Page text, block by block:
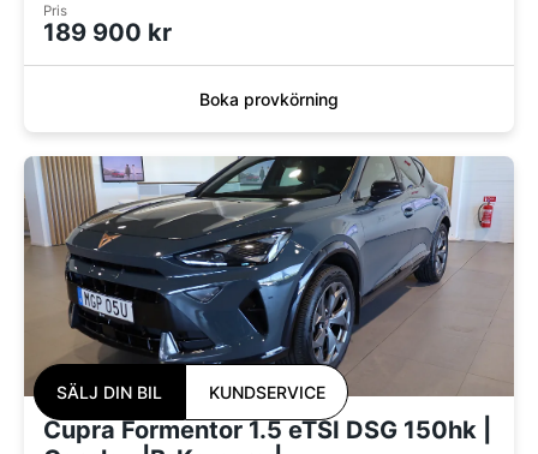
Pris
189 900 kr
Boka provkörning
Cupra Formentor 1.5 eTSI DSG 150hk |
SÄLJ DIN BIL KUNDSERVICE